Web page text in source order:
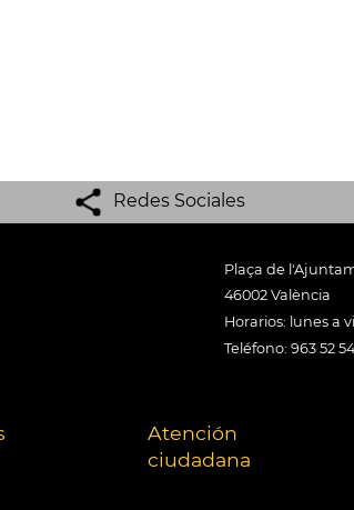
Redes Sociales
Plaça de
46002 València
Horarios: lunes a
Teléfono: 963 52
Atención
ciudadana